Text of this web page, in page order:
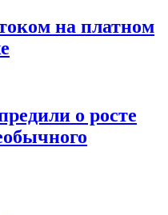
на платном
о росте